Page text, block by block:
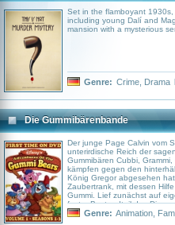
Set in the flamboyant 1930s,
including young Dalí and
mansion with a mysterious
Genre: Crime Drama
Die Gummibärenbande
Der junge Page Calvin vom
unterirdische Reich der
Gummibären Cubbi,
kämpfen gegen den
König Gregor abgesehen
Zaubertrank, mit dessen
Gummi. Lief zunächst auf
fester Bestandteil des
Genre: Animation